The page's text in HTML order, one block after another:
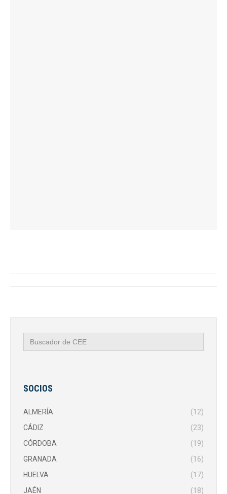
Navegación
entre
publicaciones
Buscar:
SOCIOS
ALMERÍA
(12)
CÁDIZ
(23)
CÓRDOBA
(19)
GRANADA
(16)
HUELVA
(17)
JAÉN
(18)